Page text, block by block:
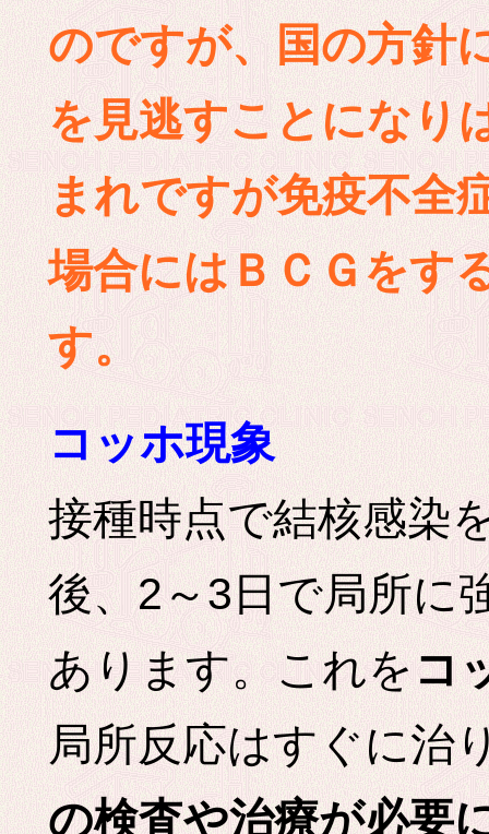
のですが、国の方針
を見逃すことになり
まれですが免疫不全
場合にはＢＣＧをす
す。
コッホ現象
接種時点で結核感染
後、2～3日で局所に
あります。これをコ
局所反応はすぐに治
の検査や治療が必要